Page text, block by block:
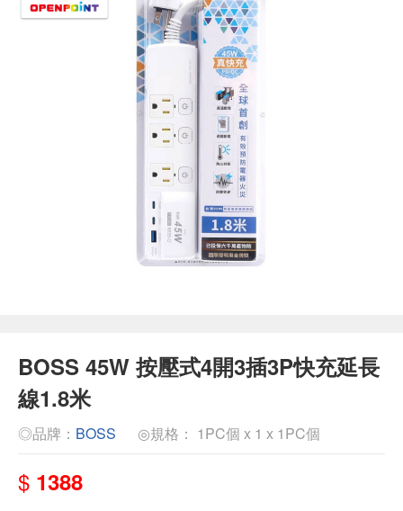
BOSS 45W 按壓式4開3插3P快充延長
線1.8米
◎品牌： BOSS ◎規格： 1PC個 x 1 x 1PC個
$ 1388